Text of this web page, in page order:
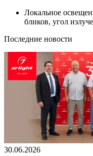
Локальное
бликов, угол
Последние новости
30.06.2026